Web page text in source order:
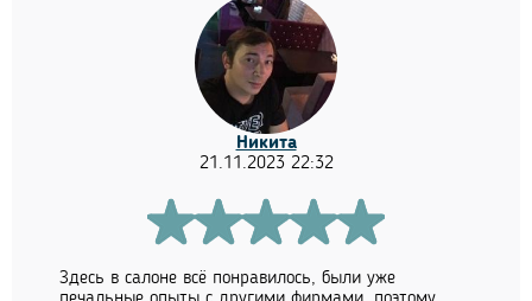
Никита
21.11.2023 22:32
Здесь в салоне всё понравилось, были уже